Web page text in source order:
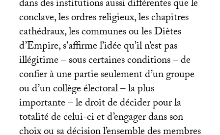
dans des institutions aussi différentes que le
conclave, les ordres religieux, les chapitres
cathédraux, les communes ou les Diètes
d’Empire, s’affirme l’idée qu’il n’est pas
illégitime – sous certaines conditions – de
confier à une partie seulement d’un groupe
ou d’un collège électoral – la plus
importante – le droit de décider pour la
totalité de celui-ci et d’engager dans son